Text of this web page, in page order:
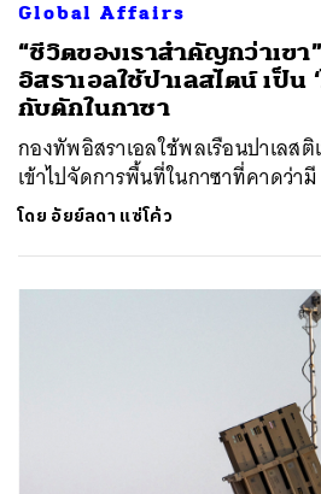
Global Affairs
“ชีวิตของเราสำคัญกว่าเข
อิสราเอลใช้ปาเลสไตน์ เป็น
กับดักในกาซา
กองทัพอิสราเอลใช้พลเรือนปาเลสติ
เข้าไปจัดการพื้นที่ในกาซาที่คาดว่ามี
โดย อัยย์ลดา แซ่โค้ว